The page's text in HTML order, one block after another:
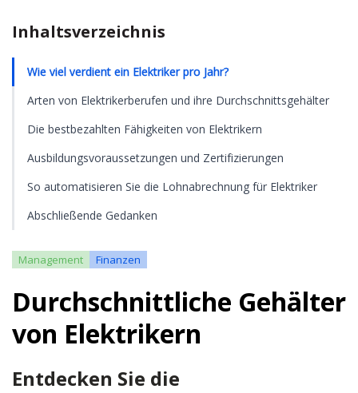
Inhaltsverzeichnis
Wie viel verdient ein Elektriker pro Jahr?
Arten von Elektrikerberufen und ihre Durchschnittsgehälter
Die bestbezahlten Fähigkeiten von Elektrikern
Ausbildungsvoraussetzungen und Zertifizierungen
So automatisieren Sie die Lohnabrechnung für Elektriker
Abschließende Gedanken
Management Finanzen
Durchschnittliche Gehälter
von Elektrikern
Entdecken Sie die